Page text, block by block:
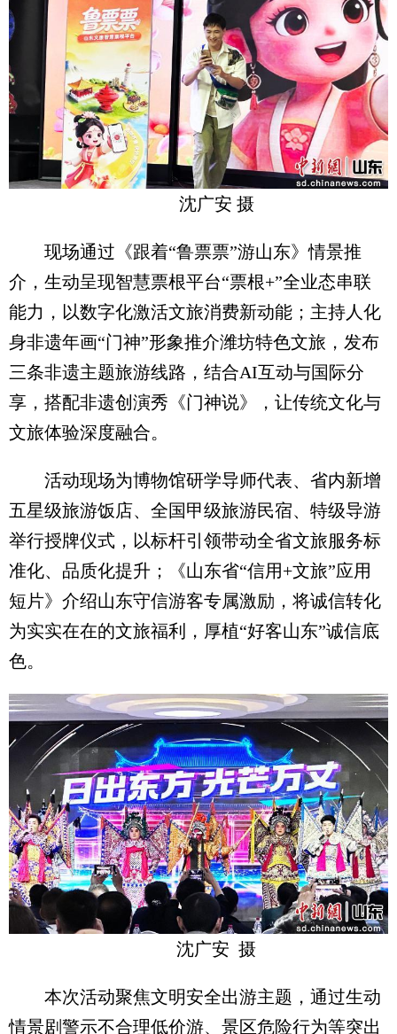
沈广安 摄
现场通过《跟着“鲁票票”游山东》情景推
介，生动呈现智慧票根平台“票根+”全业态串联
能力，以数字化激活文旅消费新动能；主持人化
身非遗年画“门神”形象推介潍坊特色文旅，发布
三条非遗主题旅游线路，结合AI互动与国际分
享，搭配非遗创演秀《门神说》，让传统文化与
文旅体验深度融合。
活动现场为博物馆研学导师代表、省内新增
五星级旅游饭店、全国甲级旅游民宿、特级导游
举行授牌仪式，以标杆引领带动全省文旅服务标
准化、品质化提升；《山东省“信用+文旅”应用
短片》介绍山东守信游客专属激励，将诚信转化
为实实在在的文旅福利，厚植“好客山东”诚信底
色。
沈广安 摄
本次活动聚焦文明安全出游主题，通过生动
情景剧警示不合理低价游、景区危险行为等突出